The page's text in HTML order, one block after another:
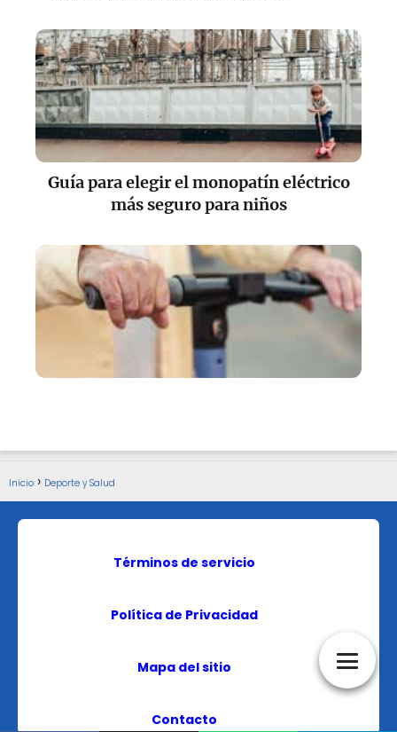
Guía para elegir el monopatín eléctrico
más seguro para niños
Inicio Deporte y Salud
Términos de servicio
Política de Privacidad
Mapa del sitio
Contacto